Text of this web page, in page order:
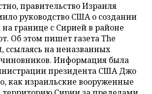
правительство Израиля
руководство США о создании
границе с Сирией в районе
Об этом пишет газета The
ссылаясь на неназванных
Информация была
президента США Джо
как израильские вооруженные